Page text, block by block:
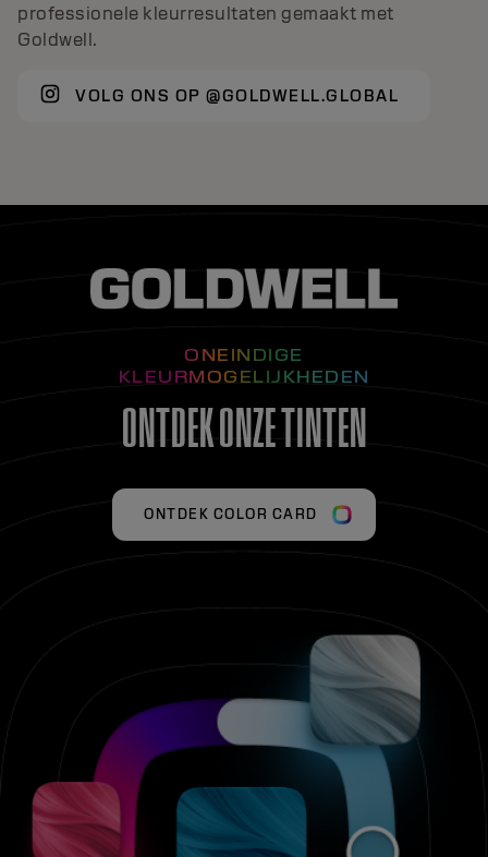
professionele kleurresultaten gemaakt met
Goldwell.
VOLG ONS OP @GOLDWELL.GLOBAL
ONEINDIGE
KLEURMOGELIJKHEDEN
ONTDEK ONZE TINTEN
ONTDEK COLOR CARD